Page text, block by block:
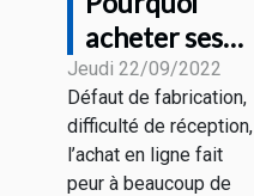
acheter ses
appareils
auprès du
Magasin HD
PROTECH ?
Jeudi 22/09/2022
Défaut de fabrication,
difficulté de réception,
l’achat en ligne fait
peur à beaucoup de